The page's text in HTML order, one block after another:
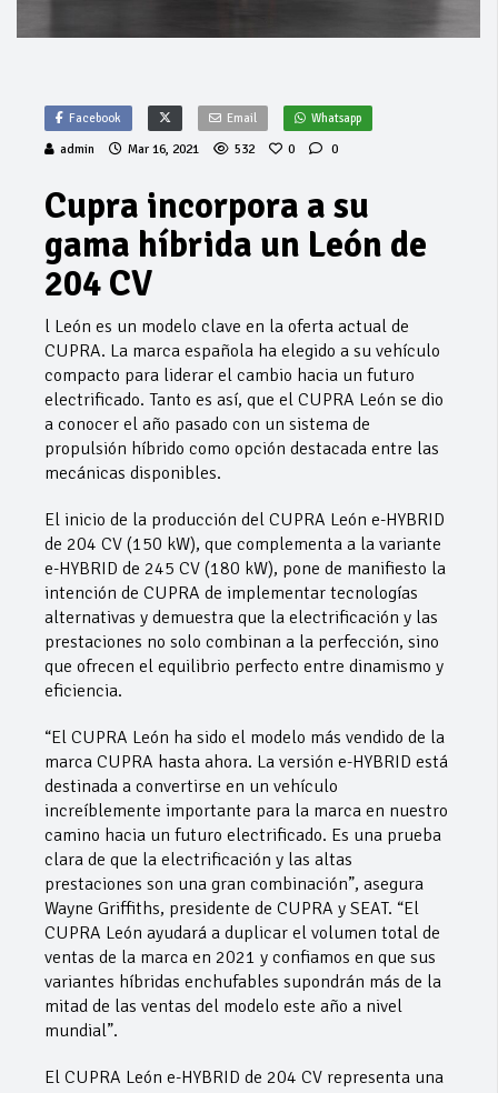
Facebook Email Whatsapp
admin Mar 16, 2021 532 0 0
Cupra incorpora a su
gama híbrida un León de
204 CV
l León es un modelo clave en la oferta actual de
CUPRA. La marca española ha elegido a su vehículo
compacto para liderar el cambio hacia un futuro
electrificado. Tanto es así, que el CUPRA León se dio
a conocer el año pasado con un sistema de
propulsión híbrido como opción destacada entre las
mecánicas disponibles.
El inicio de la producción del CUPRA León e-HYBRID
de 204 CV (150 kW), que complementa a la variante
e-HYBRID de 245 CV (180 kW), pone de manifiesto la
intención de CUPRA de implementar tecnologías
alternativas y demuestra que la electrificación y las
prestaciones no solo combinan a la perfección, sino
que ofrecen el equilibrio perfecto entre dinamismo y
eficiencia.
“El CUPRA León ha sido el modelo más vendido de la
marca CUPRA hasta ahora. La versión e-HYBRID está
destinada a convertirse en un vehículo
increíblemente importante para la marca en nuestro
camino hacia un futuro electrificado. Es una prueba
clara de que la electrificación y las altas
prestaciones son una gran combinación”, asegura
Wayne Griffiths, presidente de CUPRA y SEAT. “El
CUPRA León ayudará a duplicar el volumen total de
ventas de la marca en 2021 y confiamos en que sus
variantes híbridas enchufables supondrán más de la
mitad de las ventas del modelo este año a nivel
mundial”.
El CUPRA León e-HYBRID de 204 CV representa una